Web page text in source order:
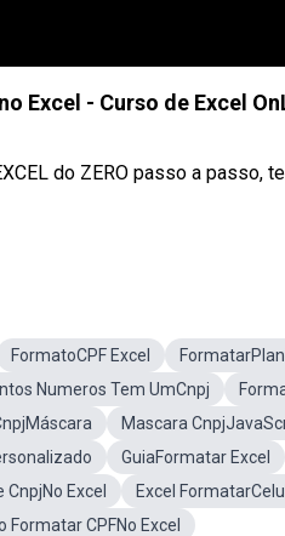
Excel - Curso de Excel
do ZERO passo a passo,
FormatoCPF Excel
Numeros Tem UmCnpj
Mascara
GuiaFormatar Excel
Excel Excel
Formatar CPFNo Excel